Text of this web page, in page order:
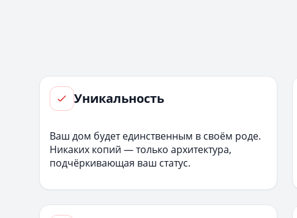
Уникальность
Ваш дом будет единственным в своём роде.
Никаких копий — только архитектура,
подчёркивающая ваш статус.